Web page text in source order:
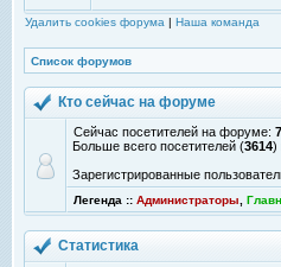
Удалить cookies форума | Наша команда
Список форумов
Кто сейчас на форуме
Сейчас посетителей на форуме:
Больше всего посетителей (3614)
Зарегистрированные
Легенда :: Администраторы
Статистика